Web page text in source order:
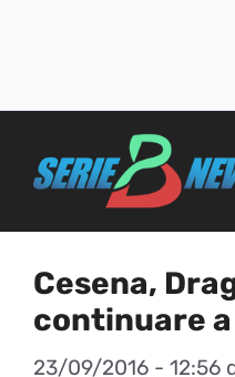
Cesena,
continuare
23/09/2016 - 12:56